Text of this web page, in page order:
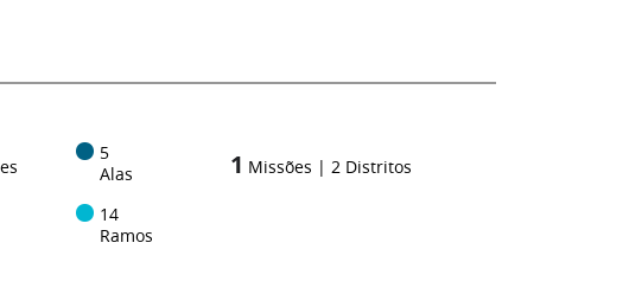
5
Alas
14
Ramos
1 Missões | 2 Distritos